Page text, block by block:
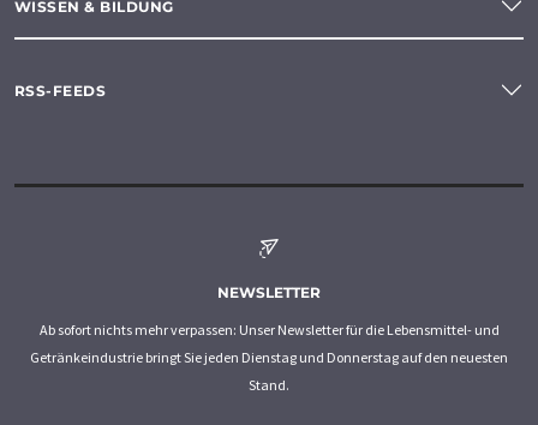
WISSEN & BILDUNG
RSS-FEEDS
NEWSLETTER
Ab sofort nichts mehr verpassen: Unser Newsletter für die Lebensmittel- und
Getränkeindustrie bringt Sie jeden Dienstag und Donnerstag auf den neuesten
Stand.